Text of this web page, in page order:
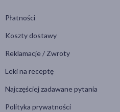
Płatności
Koszty dostawy
Reklamacje / Zwroty
Leki na receptę
Najczęściej zadawane pytania
Polityka prywatności